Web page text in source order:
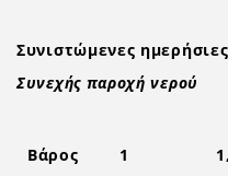
Συνιστώμενες
Συνεχής παροχή νερού
Βάρος
1